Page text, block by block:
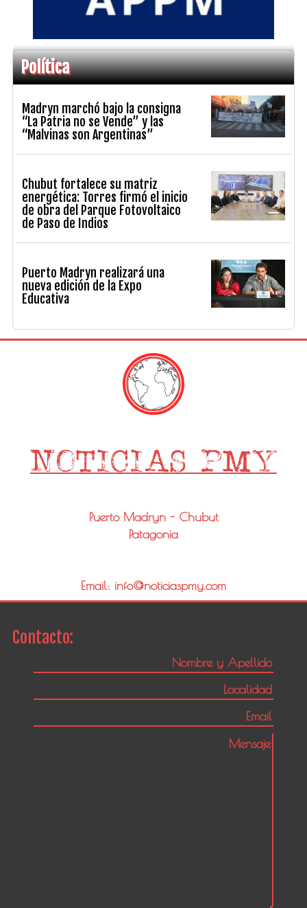
Política
Madryn marchó bajo la consigna
“La Patria no se Vende” y las
“Malvinas son Argentinas”
Chubut fortalece su matriz
energética: Torres firmó el inicio
de obra del Parque Fotovoltaico
de Paso de Indios
Puerto Madryn realizará una
nueva edición de la Expo
Educativa
Puerto Madryn - Chubut
Patagonia
Email: info@noticiaspmy.com
Contacto: